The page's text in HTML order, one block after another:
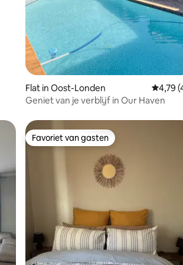
Flat in Oost-Londen
4,79
Geniet van je verblijf in Our Haven
Favoriet van gasten
Favoriet van gasten